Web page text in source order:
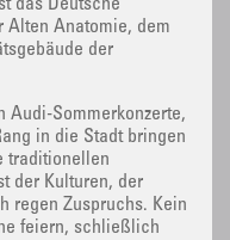
das Deutsche
Alten Anatomie, dem
der
Audi-Sommerkonzerte,
in die Stadt bringen
traditionellen
der Kulturen, der
regen Zuspruchs. Kein
feiern, schließlich